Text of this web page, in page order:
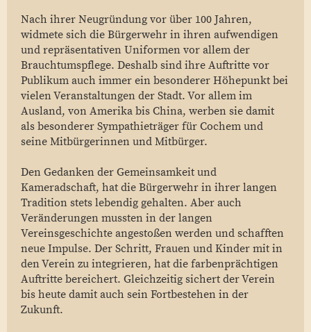
Nach ihrer Neugründung vor über 100 Jahren,
widmete sich die Bürgerwehr in ihren aufwendigen
und repräsentativen Uniformen vor allem der
Brauchtumspflege. Deshalb sind ihre Auftritte vor
Publikum auch immer ein besonderer Höhepunkt bei
vielen Veranstaltungen der Stadt. Vor allem im
Ausland, von Amerika bis China, werben sie damit
als besonderer Sympathieträger für Cochem und
seine Mitbürgerinnen und Mitbürger.
Den Gedanken der Gemeinsamkeit und
Kameradschaft, hat die Bürgerwehr in ihrer langen
Tradition stets lebendig gehalten. Aber auch
Veränderungen mussten in der langen
Vereinsgeschichte angestoßen werden und schafften
neue Impulse. Der Schritt, Frauen und Kinder mit in
den Verein zu integrieren, hat die farbenprächtigen
Auftritte bereichert. Gleichzeitig sichert der Verein
bis heute damit auch sein Fortbestehen in der
Zukunft.